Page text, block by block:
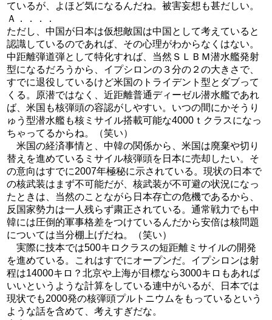
ているが、よほど気になるんだね。被害妄想も甚だしい。
Ａ．．．．
ただし、中国が日本は仮想敵国は中国として考えていると
認識しているのであれば、その心理がわからなくはない。
中距離弾道弾として特化すれば、当然ＳＬＢＭ潜水艦発射
型になるだろうから、イプシロンの３分の２の大きさで、
すでに退役しているけど米国のトライデント型とダブって
くる。原潜ではなく、近距離普通ディーゼル潜水艦であれ
ば、米国も核弾頭の容認がしやすい。いつの間にかそうり
ゅう型潜水艦も核ミサイル搭載可能な4000ｔクラスになっ
ちゃってるからね。（笑い）
米国の経済事情と、中韓の関係から、米国は廃棄や切り
替えを進めているミサイル核弾頭を日本に売却したい。そ
の意向はすでに2007年極秘に示されている。現状の日本で
の核武装はまず不可能だが、核武装が不可避の状況になっ
たときは、当然のことながら日本存亡の危機であるから、
反国家勢力は一人残らず粛正されている。通常戦力でも中
韓には圧倒的軍事格差をつけているんだから安倍は核問題
については当分棚上げだね。（笑い）
実際に技本では500キロクラスの短距離ミサイルの開発
を進めている。これはすでにオープンだ。イプシロンは射
程は14000キロ？北京や上海が目標なら3000キロもあれば
いいというような計算をしている連中がいるが、日本では
現状でも2000発の核弾頭プルトニウムをもっているという
ような話を含めて、考えすぎだな。